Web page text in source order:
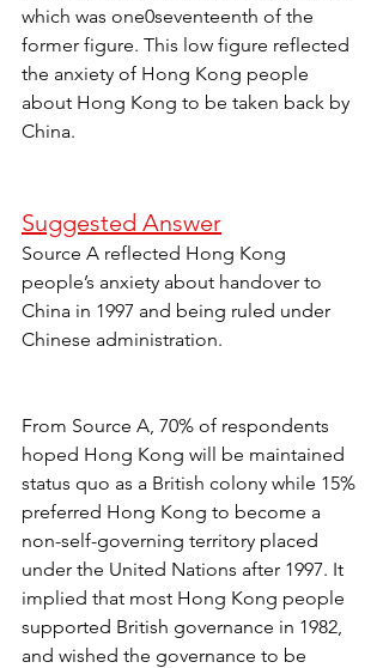
which was one0seventeenth of the
former figure. This low figure reflected
the anxiety of Hong Kong people
about Hong Kong to be taken back by
China.
Suggested Answer
Source A reflected Hong Kong
people’s anxiety about handover to
China in 1997 and being ruled under
Chinese administration.
From Source A, 70% of respondents
hoped Hong Kong will be maintained
status quo as a British colony while 15%
preferred Hong Kong to become a
non-self-governing territory placed
under the United Nations after 1997. It
implied that most Hong Kong people
supported British governance in 1982,
and wished the governance to be